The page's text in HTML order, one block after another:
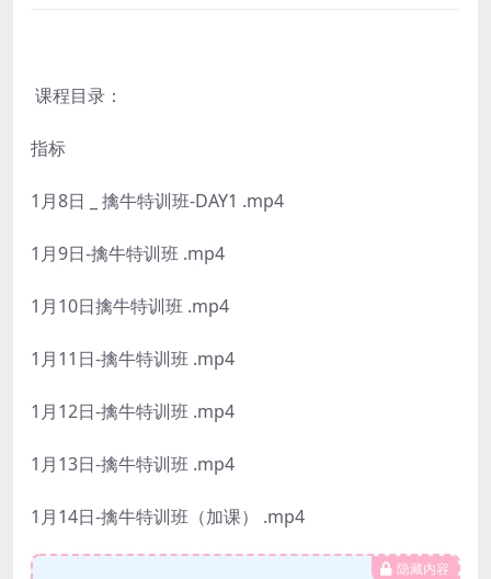
课程目录：
指标
1月8日 _ 擒牛特训班-DAY1 .mp4
1月9日-擒牛特训班 .mp4
1月10日擒牛特训班 .mp4
1月11日-擒牛特训班 .mp4
1月12日-擒牛特训班 .mp4
1月13日-擒牛特训班 .mp4
1月14日-擒牛特训班（加课） .mp4
隐藏内容